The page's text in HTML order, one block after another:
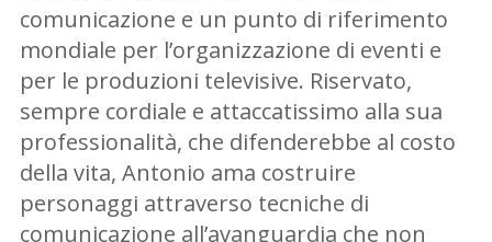
comunicazione e un punto di riferimento
mondiale per l’organizzazione di eventi e
per le produzioni televisive. Riservato,
sempre cordiale e attaccatissimo alla sua
professionalità, che difenderebbe al costo
della vita, Antonio ama costruire
personaggi attraverso tecniche di
comunicazione all’avanguardia che non